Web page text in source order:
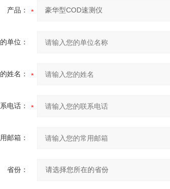
产品：
单位：
姓名：
电话：
邮箱：
省份：